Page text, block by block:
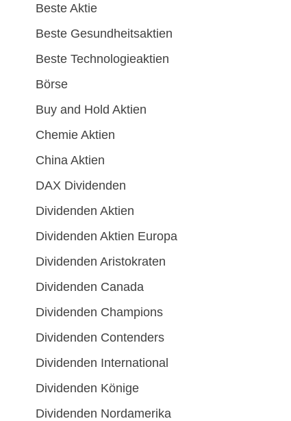
Beste Aktie
Beste Gesundheitsaktien
Beste Technologieaktien
Börse
Buy and Hold Aktien
Chemie Aktien
China Aktien
DAX Dividenden
Dividenden Aktien
Dividenden Aktien Europa
Dividenden Aristokraten
Dividenden Canada
Dividenden Champions
Dividenden Contenders
Dividenden International
Dividenden Könige
Dividenden Nordamerika